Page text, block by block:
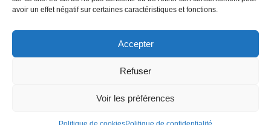
avoir un effet négatif sur certaines caractéristiques et fonctions.
Accepter
Refuser
Voir les préférences
Droits d'auteurs 2026. Affluences.ca. Tous droits réservés